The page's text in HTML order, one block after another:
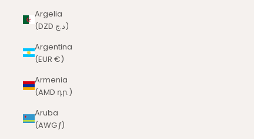
Argelia
(DZD د.ج)
Argentina
(EUR €)
Armenia
(AMD դր.)
Aruba
(AWG ƒ)